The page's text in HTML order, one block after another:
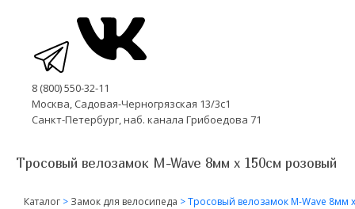
8 (800) 550-32-11
Москва, Садовая-Черногрязская 13/3с1
Санкт-Петербург, наб. канала Грибоедова 71
Тросовый велозамок M-Wave 8мм х 150см розовый
Каталог > Замок для велосипеда >Тросовый велозамок M-Wave 8мм